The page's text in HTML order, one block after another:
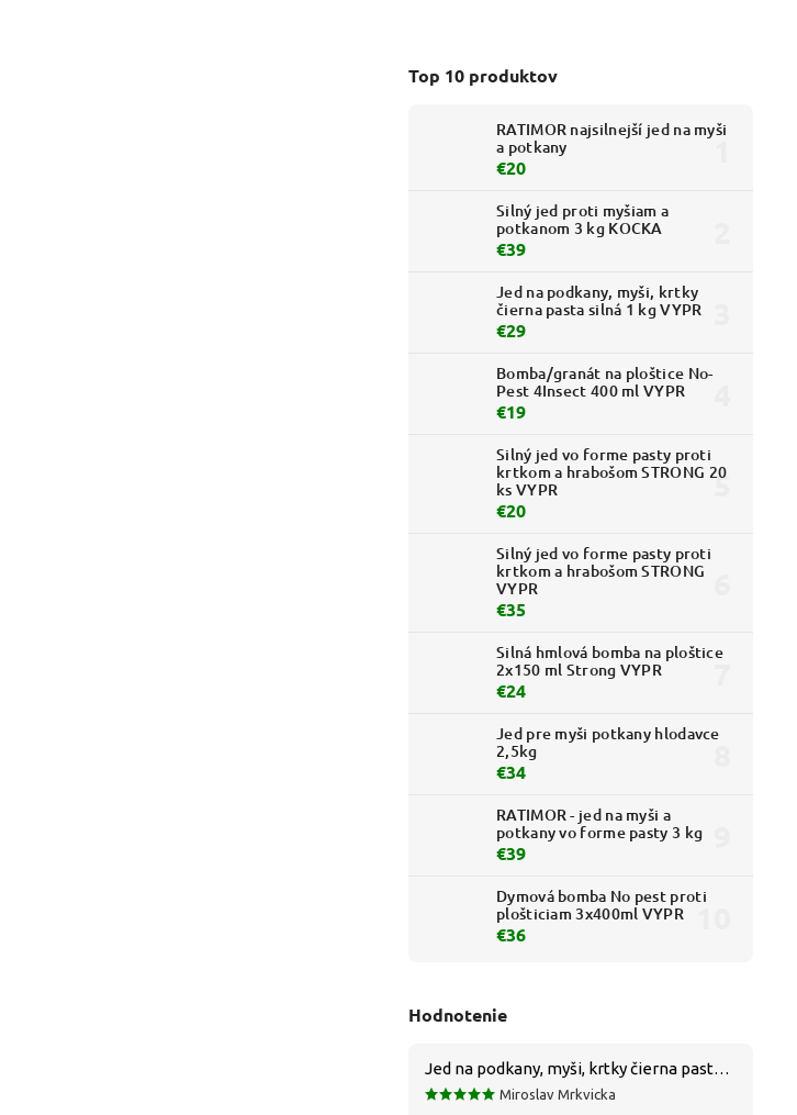
Top 10 produktov
RATIMOR najsilnejší jed na myši
a potkany
€20
Silný jed proti myšiam a
potkanom 3 kg KOCKA
€39
Jed na podkany, myši, krtky
čierna pasta silná 1 kg VYPR
€29
Bomba/granát na ploštice No-
Pest 4Insect 400 ml VYPR
€19
Silný jed vo forme pasty proti
krtkom a hrabošom STRONG 20
ks VYPR
€20
Silný jed vo forme pasty proti
krtkom a hrabošom STRONG
VYPR
€35
Silná hmlová bomba na ploštice
2x150 ml Strong VYPR
€24
Jed pre myši potkany hlodavce
2,5kg
€34
RATIMOR - jed na myši a
potkany vo forme pasty 3 kg
€39
Dymová bomba No pest proti
plošticiam 3x400ml VYPR
€36
Hodnotenie
Jed na podkany, myši, krtky čierna pasta silná 1 kg VYPR
Miroslav Mrkvicka